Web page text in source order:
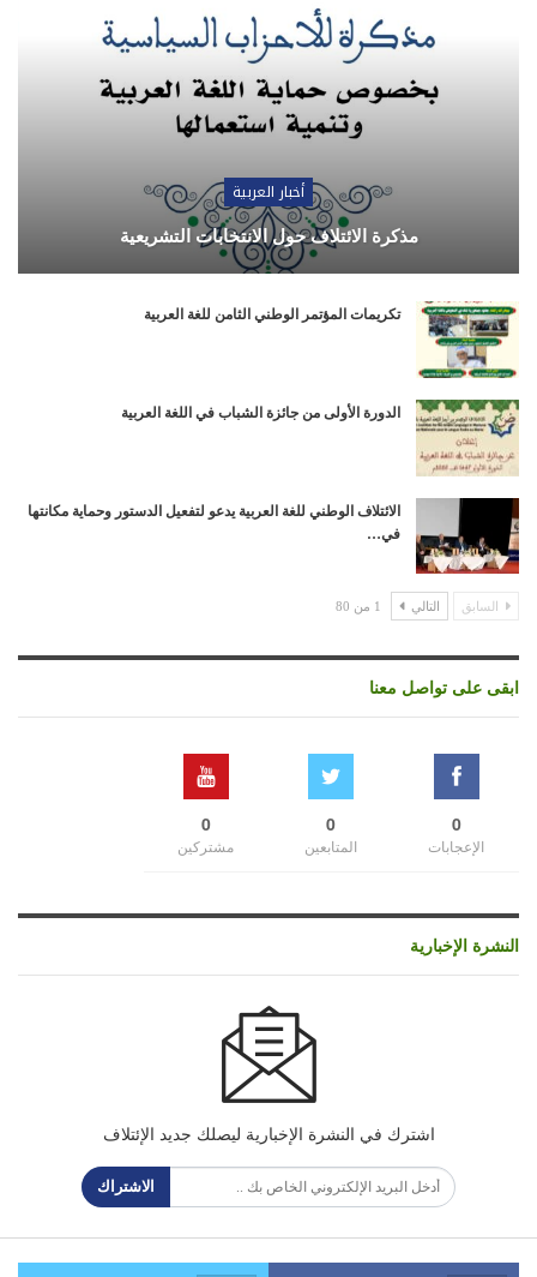
أخبار العربية
مذكرة الائتلاف حول الانتخابات التشريعية
تكريمات المؤتمر الوطني الثامن للغة العربية
الدورة الأولى من جائزة الشباب في اللغة العربية
الائتلاف الوطني للغة العربية يدعو لتفعيل الدستور وحماية مكانتها
في…
السابق التالي 1 من 80
ابقى على تواصل معنا
0
الإعجابات
0
المتابعين
0
مشتركين
النشرة الإخبارية
اشترك في النشرة الإخبارية ليصلك جديد الإئتلاف
الاشتراك